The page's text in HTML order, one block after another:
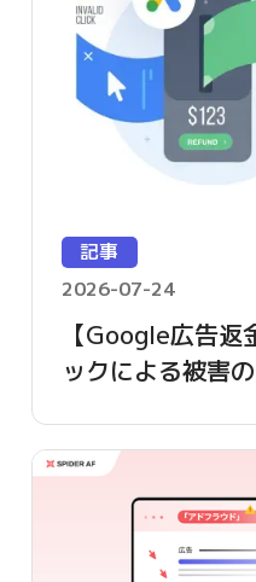
記事
2026-07-24
【Google広告返
ックによる被害